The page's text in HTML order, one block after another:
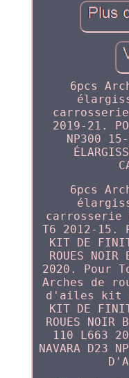
6pcs
2019-21.
NP300 15-
6pcs
carrosserie
T6 2012-15.
KIT DE
ROUES NOIR
2020. Pour
Arches de
d'ailes kit
KIT DE
ROUES NOIR
110 L663
NAVARA D23